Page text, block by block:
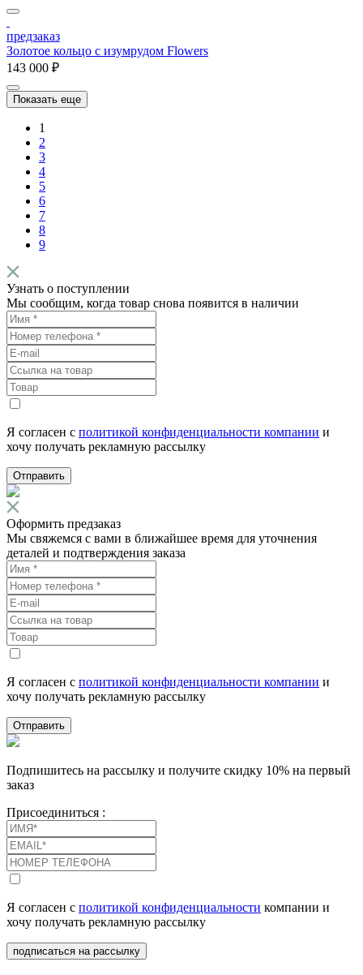
предзаказ
Золотое кольцо с изумрудом Flowers
143 000 ₽
Показать еще
1
2
3
4
5
6
7
8
9
Узнать о поступлении
Мы сообщим, когда товар снова появится в наличии
Я согласен с политикой конфиденциальности компании и
хочу получать рекламную рассылку
Отправить
Оформить предзаказ
Мы свяжемся с вами в ближайшее время для уточнения
деталей и подтверждения заказа
Я согласен с политикой конфиденциальности компании и
хочу получать рекламную рассылку
Отправить
Подпишитесь на рассылку и получите скидку 10% на первый
заказ
Присоединиться :
Я согласен с политикой конфиденциальности компании и
хочу получать рекламную рассылку
подписаться на рассылку